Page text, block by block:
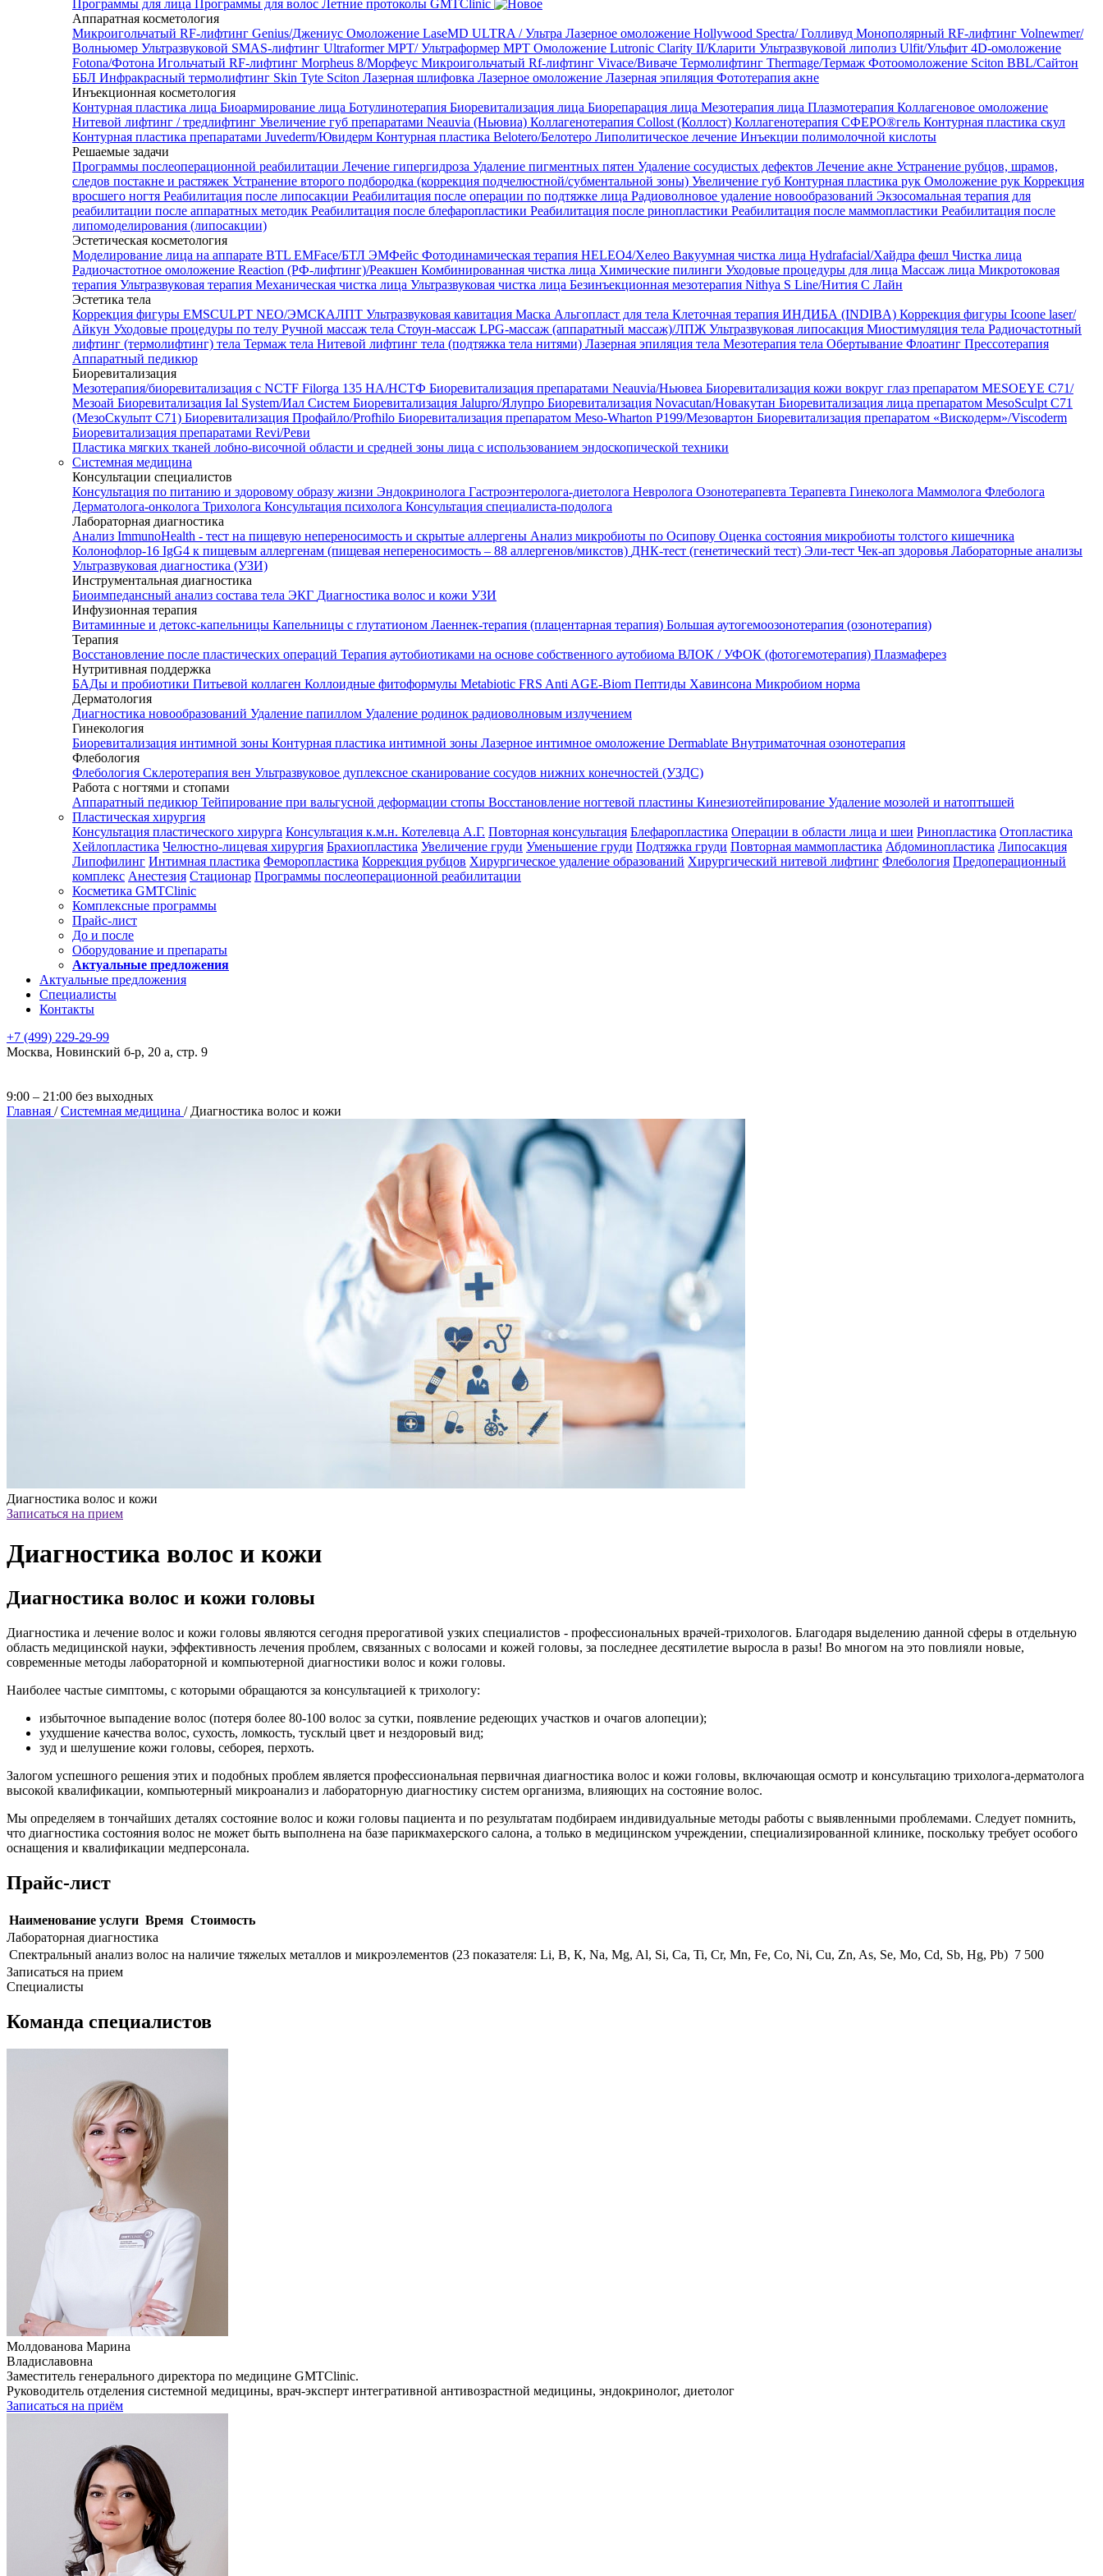
Программы для лица Программы для волос Летние протоколы GMTClinic
Аппаратная косметология
Микроигольчатый RF-лифтинг Genius/Джениус Омоложение LaseMD ULTRA / Ультра Лазерное омоложение Hollywood Spectra/ Голливуд Монополярный RF-лифтинг Volnewmer/
Волньюмер Ультразвуковой SMAS-лифтинг Ultraformer MPT/ Ультраформер MPT Омоложение Lutronic Clarity II/Кларити Ультразвуковой липолиз Ulfit/Ульфит 4D-омоложение
Fotona/Фотона Игольчатый RF-лифтинг Morpheus 8/Морфеус Микроигольчатый Rf-лифтинг Vivace/Виваче Термолифтинг Thermage/Термаж Фотоомоложение Sciton BBL/Сайтон
ББЛ Инфракрасный термолифтинг Skin Tyte Sciton Лазерная шлифовка Лазерное омоложение Лазерная эпиляция Фототерапия акне
Инъекционная косметология
Контурная пластика лица Биоармирование лица Ботулинотерапия Биоревитализация лица Биорепарация лица Мезотерапия лица Плазмотерапия Коллагеновое омоложение
Нитевой лифтинг / тредлифтинг Увеличение губ препаратами Neauvia (Ньювиа) Коллагенотерапия Collost (Коллост) Коллагенотерапия СФЕРО®гель Контурная пластика скул
Контурная пластика препаратами Juvederm/Ювидерм Контурная пластика Belotero/Белотеро Липолитическое лечение Инъекции полимолочной кислоты
Решаемые задачи
Программы послеоперационной реабилитации Лечение гипергидроза Удаление пигментных пятен Удаление сосудистых дефектов Лечение акне Устранение рубцов, шрамов,
следов постакне и растяжек Устранение второго подбородка (коррекция подчелюстной/субментальной зоны) Увеличение губ Контурная пластика рук Омоложение рук Коррекция
вросшего ногтя Реабилитация после липосакции Реабилитация после операции по подтяжке лица Радиоволновое удаление новообразований Экзосомальная терапия для
реабилитации после аппаратных методик Реабилитация после блефаропластики Реабилитация после ринопластики Реабилитация после маммопластики Реабилитация после
липомоделирования (липосакции)
Эстетическая косметология
Моделирование лица на аппарате BTL EMFace/БТЛ ЭМФейс Фотодинамическая терапия HELEO4/Хелео Вакуумная чистка лица Hydrafacial/Хайдра фешл Чистка лица
Радиочастотное омоложение Reaction (РФ-лифтинг)/Реакшен Комбинированная чистка лица Химические пилинги Уходовые процедуры для лица Массаж лица Микротоковая
терапия Ультразвуковая терапия Механическая чистка лица Ультразвуковая чистка лица Безинъекционная мезотерапия Nithya S Line/Нития С Лайн
Эстетика тела
Коррекция фигуры EMSCULPT NEO/ЭМСКАЛПТ Ультразвуковая кавитация Маска Альгопласт для тела Клеточная терапия ИНДИБА (INDIBA) Коррекция фигуры Icoone laser/
Айкун Уходовые процедуры по телу Ручной массаж тела Стоун-массаж LPG-массаж (аппаратный массаж)/ЛПЖ Ультразвуковая липосакция Миостимуляция тела Радиочастотный
лифтинг (термолифтинг) тела Термаж тела Нитевой лифтинг тела (подтяжка тела нитями) Лазерная эпиляция тела Мезотерапия тела Обертывание Флоатинг Прессотерапия
Аппаратный педикюр
Биоревитализация
Мезотерапия/биоревитализация с NCTF Filorga 135 HA/НСТФ Биоревитализация препаратами Neauvia/Ньювеа Биоревитализация кожи вокруг глаз препаратом MESOEYE C71/
Мезоай Биоревитализация Ial System/Иал Систем Биоревитализация Jalupro/Ялупро Биоревитализация Novacutan/Новакутан Биоревитализация лица препаратом MesoSculpt C71
(МезоСкульпт С71) Биоревитализация Профайло/Profhilo Биоревитализация препаратом Meso-Wharton P199/Мезовартон Биоревитализация препаратом «Вискодерм»/Viscoderm
Биоревитализация препаратами Revi/Реви
Пластика мягких тканей лобно-височной области и средней зоны лица с использованием эндоскопической техники
Системная медицина
Консультации специалистов
Консультация по питанию и здоровому образу жизни Эндокринолога Гастроэнтеролога-диетолога Невролога Озонотерапевта Терапевта Гинеколога Маммолога Флеболога
Дерматолога-онколога Трихолога Консультация психолога Консультация специалиста-подолога
Лабораторная диагностика
Анализ ImmunoHealth - тест на пищевую непереносимость и скрытые аллергены Анализ микробиоты по Осипову Оценка состояния микробиоты толстого кишечника
Колонофлор-16 IgG4 к пищевым аллергенам (пищевая непереносимость – 88 аллергенов/микстов) ДНК-тест (генетический тест) Эли-тест Чек-ап здоровья Лабораторные анализы
Ультразвуковая диагностика (УЗИ)
Инструментальная диагностика
Биоимпедансный анализ состава тела ЭКГ Диагностика волос и кожи УЗИ
Инфузионная терапия
Витаминные и детокс-капельницы Капельницы с глутатионом Лаеннек-терапия (плацентарная терапия) Большая аутогемоозонотерапия (озонотерапия)
Терапия
Восстановление после пластических операций Терапия аутобиотиками на основе собственного аутобиома ВЛОК / УФОК (фотогемотерапия) Плазмаферез
Нутритивная поддержка
БАДы и пробиотики Питьевой коллаген Коллоидные фитоформулы Metabiotic FRS Anti AGE-Biom Пептиды Хавинсона Микробиом норма
Дерматология
Диагностика новообразований Удаление папиллом Удаление родинок радиоволновым излучением
Гинекология
Биоревитализация интимной зоны Контурная пластика интимной зоны Лазерное интимное омоложение Dermablate Внутриматочная озонотерапия
Флебология
Флебология Склеротерапия вен Ультразвуковое дуплексное сканирование сосудов нижних конечностей (УЗДС)
Работа с ногтями и стопами
Аппаратный педикюр Тейпирование при вальгусной деформации стопы Восстановление ногтевой пластины Кинезиотейпирование Удаление мозолей и натоптышей
Пластическая хирургия
Консультация пластического хирурга Консультация к.м.н. Котелевца А.Г. Повторная консультация Блефаропластика Операции в области лица и шеи Ринопластика Отопластика
Хейлопластика Челюстно-лицевая хирургия Брахиопластика Увеличение груди Уменьшение груди Подтяжка груди Повторная маммопластика Абдоминопластика Липосакция
Липофилинг Интимная пластика Феморопластика Коррекция рубцов Хирургическое удаление образований Хирургический нитевой лифтинг Флебология Предоперационный
комплекс Анестезия Стационар Программы послеоперационной реабилитации
Косметика GMTClinic
Комплексные программы
Прайс-лист
До и после
Оборудование и препараты
Актуальные предложения
Актуальные предложения
Специалисты
Контакты
+7 (499) 229-29-99
Москва, Новинский б-р, 20 а, стр. 9
9:00 – 21:00 без выходных
Главная /Системная медицина / Диагностика волос и кожи
Диагностика волос и кожи
Записаться на прием
Диагностика волос и кожи
Диагностика волос и кожи головы
Диагностика и лечение волос и кожи головы являются сегодня прерогативой узких специалистов - профессиональных врачей-трихологов. Благодаря выделению данной сферы в отдельную
область медицинской науки, эффективность лечения проблем, связанных с волосами и кожей головы, за последнее десятилетие выросла в разы! Во многом на это повлияли новые,
современные методы лабораторной и компьютерной диагностики волос и кожи головы.
Наиболее частые симптомы, с которыми обращаются за консультацией к трихологу:
избыточное выпадение волос (потеря более 80-100 волос за сутки, появление редеющих участков и очагов алопеции);
ухудшение качества волос, сухость, ломкость, тусклый цвет и нездоровый вид;
зуд и шелушение кожи головы, себорея, перхоть.
Залогом успешного решения этих и подобных проблем является профессиональная первичная диагностика волос и кожи головы, включающая осмотр и консультацию трихолога-дерматолога
высокой квалификации, компьютерный микроанализ и лабораторную диагностику систем организма, влияющих на состояние волос.
Мы определяем в тончайших деталях состояние волос и кожи головы пациента и по результатам подбираем индивидуальные методы работы с выявленными проблемами. Следует помнить,
что диагностика состояния волос не может быть выполнена на базе парикмахерского салона, а только в медицинском учреждении, специализированной клинике, поскольку требует особого
оснащения и квалификации медперсонала.
Прайс-лист
Наименование услуги Время Стоимость
Лабораторная диагностика
Спектральный анализ волос на наличие тяжелых металлов и микроэлементов (23 показателя: Li, B, К, Na, Mg, Al, Si, Ca, Ti, Cr, Mn, Fe, Co, Ni, Cu, Zn, As, Se, Mo, Cd, Sb, Hg, Pb) 7 500
Записаться на прием
Специалисты
Команда специалистов
Молдованова Марина
Владиславовна
Заместитель генерального директора по медицине GMTClinic.
Руководитель отделения системной медицины, врач-эксперт интегративной антивозрастной медицины, эндокринолог, диетолог
Записаться на приём